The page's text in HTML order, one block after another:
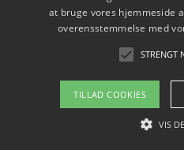
Copyright
at bruge vores hjemmeside
overensstemmelse med
STRENGT
TILLAD COOKIES
VIS